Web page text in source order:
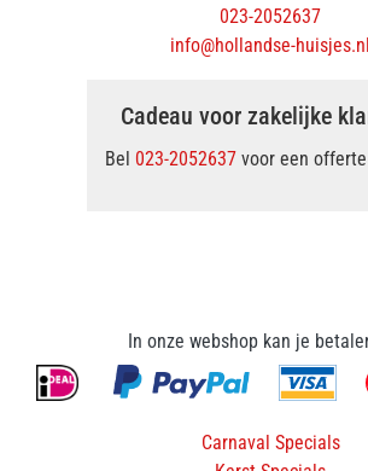
023-2052637
info@hollandse-huisjes.nl
Cadeau voor zakelijke
Bel 023-2052637 voor een
In onze webshop kan je
Carnaval Specials